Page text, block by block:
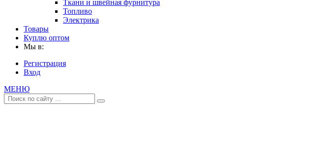
Ткани и швейная фурнитура
Топливо
Электрика
Товары
Куплю оптом
Мы в:
Регистрация
Вход
МЕНЮ